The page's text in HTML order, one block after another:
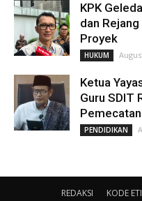
KPK
dan
Proyek
HUKUM
Ketua
Guru SDIT
PENDIDIKAN
REDAKSI KODE